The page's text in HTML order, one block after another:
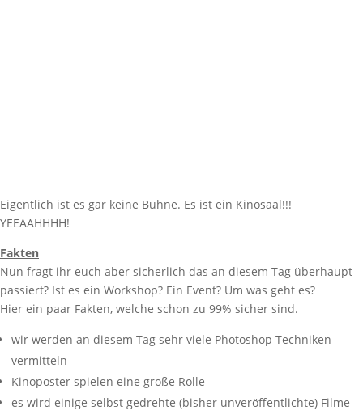
Eigentlich ist es gar keine Bühne. Es ist ein Kinosaal!!!
YEEAAHHHH!
Fakten
Nun fragt ihr euch aber sicherlich das an diesem Tag überhaupt
passiert? Ist es ein Workshop? Ein Event? Um was geht es?
Hier ein paar Fakten, welche schon zu 99% sicher sind.
wir werden an diesem Tag sehr viele Photoshop Techniken
vermitteln
Kinoposter spielen eine große Rolle
es wird einige selbst gedrehte (bisher unveröffentlichte) Filme